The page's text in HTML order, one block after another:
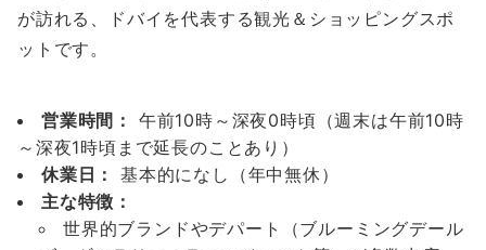
が訪れる、ドバイを代表する観光＆ショッピングスポ
ットです。
営業時間：
午前10時～深夜0時頃（週末は午前10時
～深夜1時頃まで延長のことあり）
休業日：
基本的になし（年中無休）
主な特徴：
世界的ブランドやデパート（ブルーミングデール